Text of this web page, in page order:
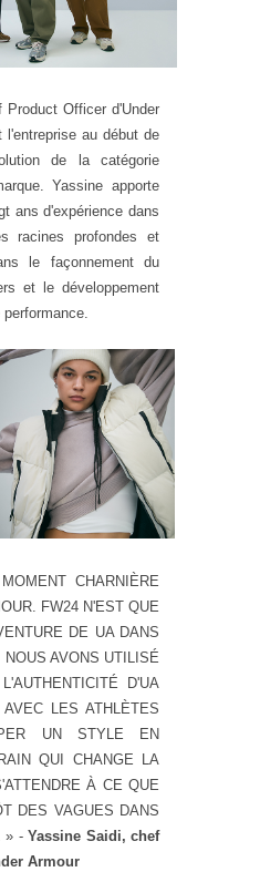
Product Officer d'Under
l'entreprise au début de
de la catégorie
Yassine apporte
ans d'expérience dans
racines profondes et
le façonnement du
et le développement
CHARNIÈRE
FW24 N'EST QUE
DE UA DANS
AVONS UTILISÉ
D'UA
LES ATHLÈTES
UN STYLE EN
QUI CHANGE LA
À CE QUE
DES VAGUES DANS
» - Yassine Saidi, chef
Armour